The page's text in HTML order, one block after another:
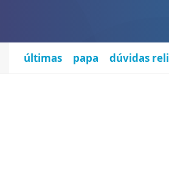
últimas papa dúvidas